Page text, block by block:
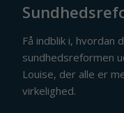
Få indblik i,
sundhedsreformen
Louise, der alle er
virkelighed.